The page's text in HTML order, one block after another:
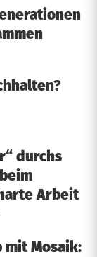
durchs
Arbeit
mit Mosaik: